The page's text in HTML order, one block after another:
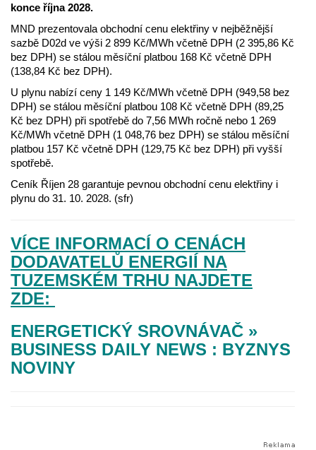
konce října 2028.
MND prezentovala obchodní cenu elektřiny v nejběžnější
sazbě D02d ve výši 2 899 Kč/MWh včetně DPH (2 395,86 Kč
bez DPH) se stálou měsíční platbou 168 Kč včetně DPH
(138,84 Kč bez DPH).
U plynu nabízí ceny 1 149 Kč/MWh včetně DPH (949,58 bez
DPH) se stálou měsíční platbou 108 Kč včetně DPH (89,25
Kč bez DPH) při spotřebě do 7,56 MWh ročně nebo 1 269
Kč/MWh včetně DPH (1 048,76 bez DPH) se stálou měsíční
platbou 157 Kč včetně DPH (129,75 Kč bez DPH) při vyšší
spotřebě.
Ceník Říjen 28 garantuje pevnou obchodní cenu elektřiny i
plynu do 31. 10. 2028. (sfr)
VÍCE INFORMACÍ O CENÁCH
DODAVATELŮ ENERGIÍ NA
TUZEMSKÉM TRHU NAJDETE
ZDE:
ENERGETICKÝ SROVNÁVAČ »
BUSINESS DAILY NEWS : BYZNYS
NOVINY